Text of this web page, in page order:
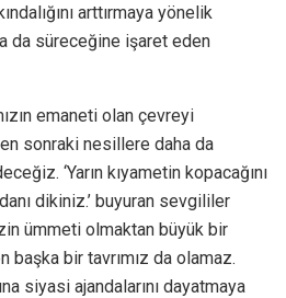
arttırmaya yönelik
da süreceğine işaret eden
emaneti olan çevreyi
sonraki nesillere daha da
‘Yarın kıyametin kopacağını
dikiniz.’ buyuran sevgililer
ümmeti olmaktan büyük bir
başka bir tavrımız da olamaz.
siyasi ajandalarını dayatmaya